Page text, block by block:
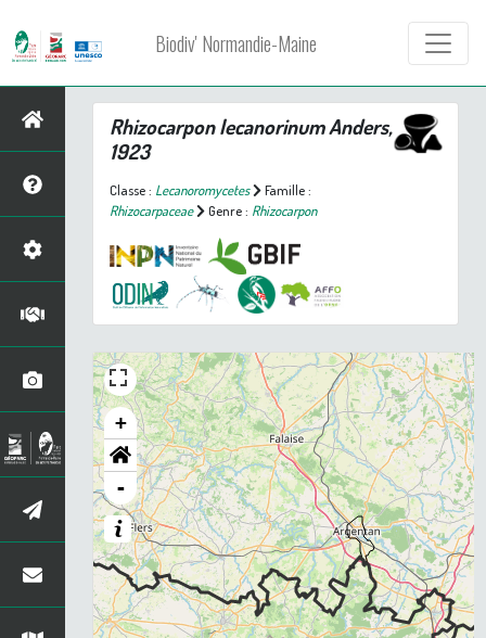
Biodiv' Normandie-Maine
Rhizocarpon lecanorinumAnders,
1923
Classe : Lecanoromycetes
Famille :
Rhizocarpaceae
Genre : Rhizocarpon
+
-